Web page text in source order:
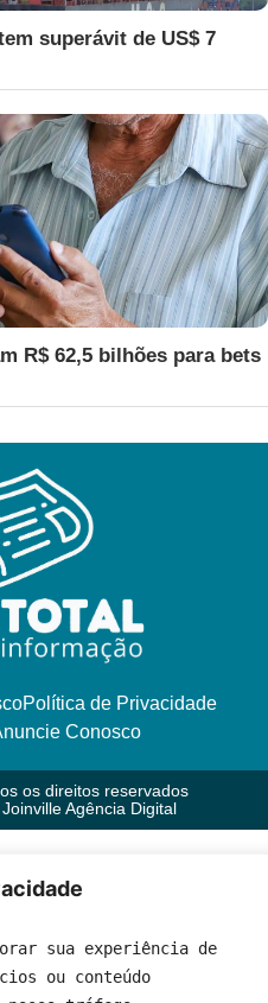
sua experiência de
ou conteúdo
superávit de US$ 7
R$ 62,5 bilhões para bets
Política de Privacidade
Conosco
os direitos reservados
Agência Digital